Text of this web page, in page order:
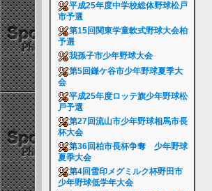
平成25年度中学校総体野球松戸
市予選
第15回関東学童軟式野球大会柏
予選
我孫子市少年野球大会
第5回鎌ケ谷市少年野球夏季大
会
平成25年度ロッテ旗少年野球松
戸予選
第27回流山市少年野球相馬市長
杯大会
第36回柏市長杯争奪 少年野球
夏季大会
第4回雪印メグミルク杯野田市
少年野球低学年大会